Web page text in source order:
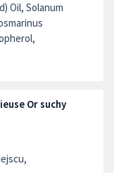
Oil, Solanum
Or suchy